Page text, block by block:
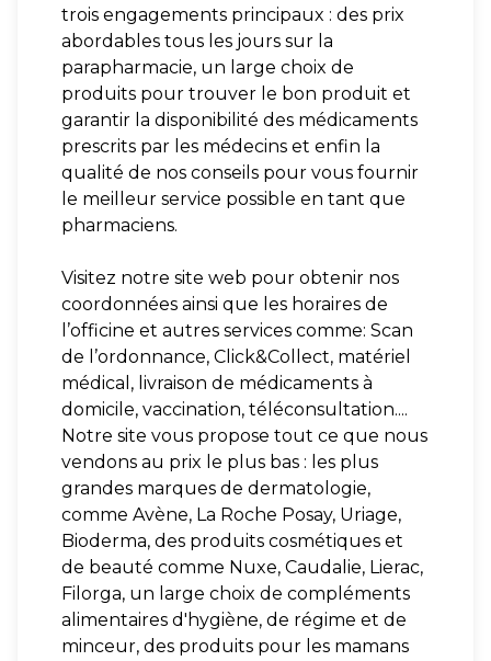
trois engagements principaux : des prix
abordables tous les jours sur la
parapharmacie, un large choix de
produits pour trouver le bon produit et
garantir la disponibilité des médicaments
prescrits par les médecins et enfin la
qualité de nos conseils pour vous fournir
le meilleur service possible en tant que
pharmaciens.
Visitez notre site web pour obtenir nos
coordonnées ainsi que les horaires de
l’officine et autres services comme: Scan
de l’ordonnance, Click&Collect, matériel
médical, livraison de médicaments à
domicile, vaccination, téléconsultation....
Notre site vous propose tout ce que nous
vendons au prix le plus bas : les plus
grandes marques de dermatologie,
comme Avène, La Roche Posay, Uriage,
Bioderma, des produits cosmétiques et
de beauté comme Nuxe, Caudalie, Lierac,
Filorga, un large choix de compléments
alimentaires d'hygiène, de régime et de
minceur, des produits pour les mamans